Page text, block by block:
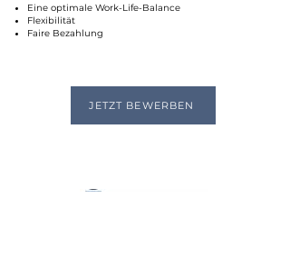
Eine optimale Work-Life-Balance
Flexibilität
Faire Bezahlung
JETZT BEWERBEN